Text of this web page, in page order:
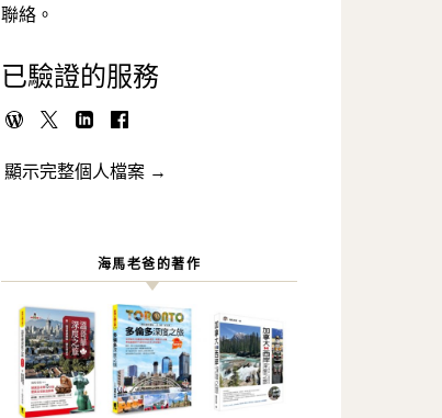
聯絡。
已驗證的服務
顯示完整個人檔案 →
海馬老爸的著作